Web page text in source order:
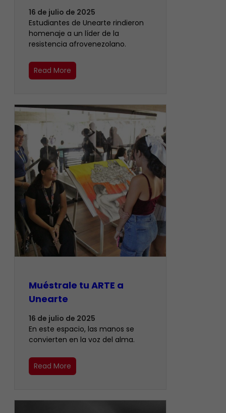
16 de julio de 2025
Estudiantes de Unearte rindieron
homenaje a un líder de la
resistencia afrovenezolano.
Read More
Muéstrale tu ARTE a
Unearte
16 de julio de 2025
En este espacio, las manos se
convierten en la voz del alma.
Read More